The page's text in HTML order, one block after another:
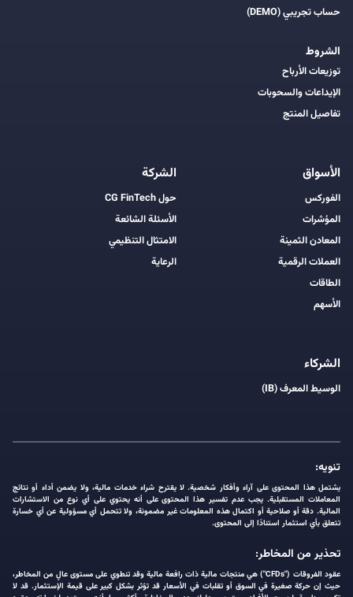
حساب تجريبي (DEMO)
الشروط
توزيعات الأرباح
الإيداعات والسحوبات
تفاصيل المنتج
الأسواق
الفوركس
المؤشرات
المعادن الثمينة
العملات الرقمية
الطاقات
الأسهم
الشركة
حول CG FinTech
الأسئلة الشائعة
الامتثال التنظيمي
الرعاية
الشركاء
الوسيط المعرف (IB)
تنويه:
يشتمل هذا المحتوى على آراء وأفكار شخصية. لا يقترح شراء خدمات مالية، ولا يضمن أداء أو نتائج
المعاملات المستقبلية. يجب عدم تفسير هذا المحتوى على أنه يحتوي على أي نوع من الاستشارات
المالية. دقة أو صلاحية أو اكتمال هذه المعلومات غير مضمونة، ولا تتحمل أي مسؤولية عن أي خسارة
تتعلق بأي استثمار استنادًا إلى المحتوى.
تحذير من المخاطر:
عقود الفروقات ("CFDs") هي منتجات مالية ذات رافعة مالية وقد تنطوي على مستوى عالٍ من المخاطر،
حيث إن حركة صغيرة في السوق أو تقلبات في الأسعار قد تؤثر بشكل كبير على قيمة الإستثمار. قد لا